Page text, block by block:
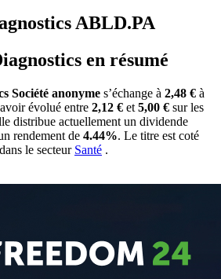
ABLD.PA
en résumé
Société anonyme s’échange à 2,48 € à
évolué entre 2,12 € et 5,00 € sur les
distribue actuellement un dividende
rendement de 4.44%. Le titre est coté
dans le secteur Santé .